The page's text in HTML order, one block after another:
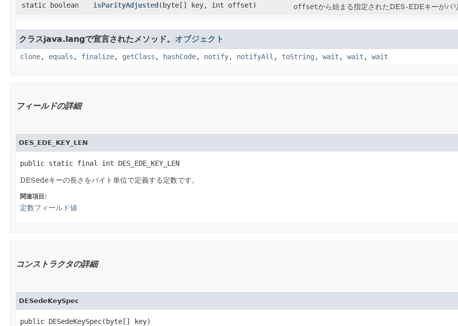
static boolean
isParityAdjusted​(byte[] key, int offset) offsetから始まる指定されたDES-EDEキーがパ
クラスjava.langで宣言されたメソッド。 オブジェクト
clone, equals , finalize, getClass , hashCode, notify, notifyAll , toString , wait , wait , wait
フィールドの詳細
DES_EDE_KEY_LEN
public static final int DES_EDE_KEY_LEN
DESedeキーの長さをバイト単位で定義する定数です。
関連項目:
定数フィールド値
コンストラクタの詳細
DESedeKeySpec
public DESedeKeySpec​(byte[] key)